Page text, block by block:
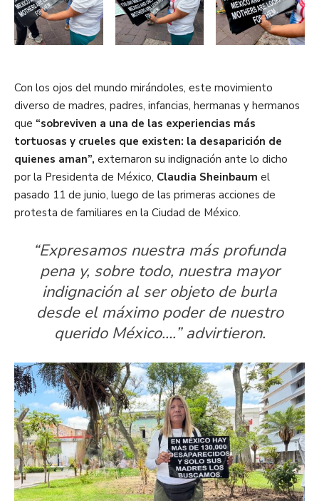
Con los ojos del mundo mirándoles, este movimiento
diverso de madres, padres, infancias, hermanas y hermanos
que “sobreviven a una de las experiencias más
tortuosas y crueles que existen: la desaparición de
quienes aman”, externaron su indignación ante lo dicho
por la Presidenta de México, Claudia Sheinbaum el
pasado 11 de junio, luego de las primeras acciones de
protesta de familiares en la Ciudad de México.
“Expresamos nuestra más profunda
pena y, sobre todo, nuestra mayor
indignación al ser objeto de burla
desde el máximo poder de nuestro
querido México….” advirtieron.